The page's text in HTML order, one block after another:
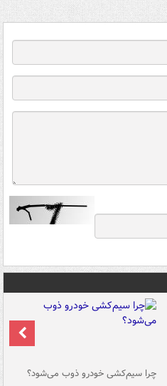
چرا سیم‌کشی خودرو ذوب می‌شود؟